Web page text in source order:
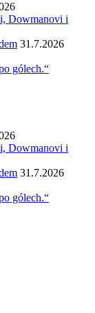
Dowmanovi i
31.7.2026
gólech.“
Dowmanovi i
31.7.2026
gólech.“